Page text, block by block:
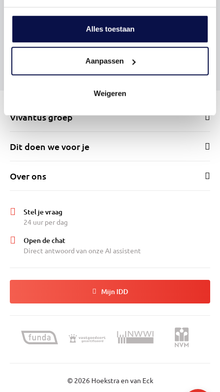
Alles toestaan
Aanpassen
Weigeren
Vivantus groep
Dit doen we voor je
Over ons
Stel je vraag
24 uur per dag
Open de chat
Direct antwoord van onze AI assistent
Mijn IDD
© 2026 Hoekstra en van Eck